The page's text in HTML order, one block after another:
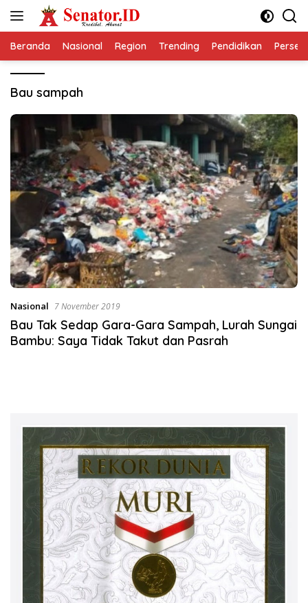
Beranda Nasional Region Trending Pendidikan
Bau sampah
Nasional 7 November 2019
Bau Tak Sedap Gara-Gara Sampah, Lurah Sungai
Bambu: Saya Tidak Takut dan Pasrah